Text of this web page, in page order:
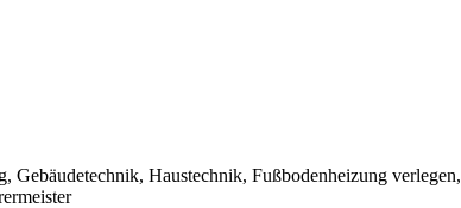
Gebäudetechnik, Haustechnik, Fußbodenheizung verlegen,